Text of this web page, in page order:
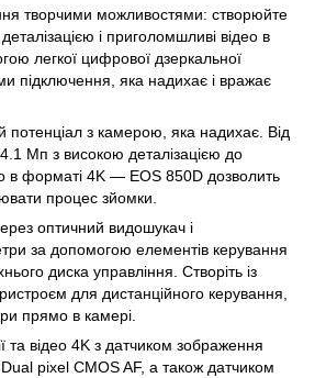
творчими можливостями: створюйте
і приголомшливі відео в
легкої цифрової дзеркальної
підключення, яка надихає і вражає
потенціал з камерою, яка надихає. Від
Мп з високою деталізацією до
в форматі 4K — EOS 850D дозволить
процес зйомки.
оптичний видошукач і
за допомогою елементів керування
диска управління. Створіть із
для дистанційного керування,
прямо в камері.
та відео 4K з датчиком зображення
pixel CMOS AF, а також датчиком